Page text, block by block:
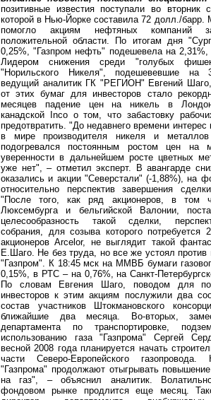
позитивные известия поступали во
которой в Нью-Йорке составила 72 долл./барр.
помогло акциям нефтяных компаний
положительной области. По итогам дня
0,25%, "Газпром нефть" подешевела на
Лидером снижения среди "голубых
"Норильского Никеля", подешевевшие на
ведущий аналитик ГК "РЕГИОН" Евгений Шаго,
от этих бумаг для инвесторов стало
месяцев падение цен на никель в
канадской Inco о том, что забастовку
предотвратить. "До недавнего времени интерес
в мире производителя никеля и металлов
подогревался постоянным ростом цен на
уверенности в дальнейшем росте цветных
уже нет", – отметил эксперт. В авангарде
оказались и акции "Северстали" (-1,88%), на
относительно перспектив завершения
"После того, как ряд акционеров, в том
Люксембурга и бельгийской Валонии,
целесообразность такой сделки,
собрания, для созыва которого потребуется
акционеров Arcelor, не выглядит такой
Е.Шаго. Не без труда, но все же устоял против
"Газпром". К 18:45 мск на ММВБ бумаги
0,15%, в РТС – на 0,76%, на Санкт-
По словам Евгения Шаго, поводом для
инвесторов к этим акциям послужили два
состав участников Штокмановского
ближайшие два месяца. Во-вторых,
департамента по транспортировке,
использованию газа "Газпрома" Сергей
весной 2008 года планируется начать
части Северо-Европейского
"Газпрома" продолжают отыгрывать
на газ", – объяснил аналитик.
фондовом рынке продлится еще месяц.